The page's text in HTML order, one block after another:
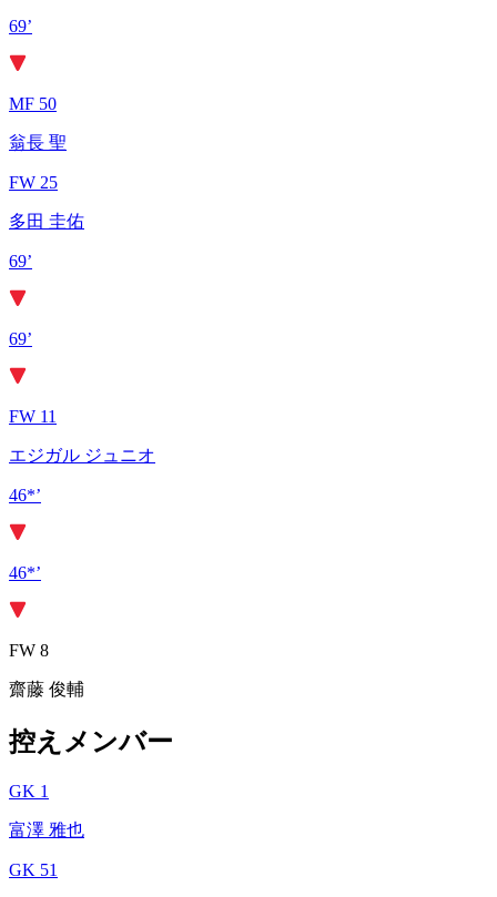
69’
MF 50
翁長 聖
FW 25
多田 圭佑
69’
69’
FW 11
エジガル ジュニオ
46*’
46*’
FW 8
齋藤 俊輔
控えメンバー
GK 1
富澤 雅也
GK 51